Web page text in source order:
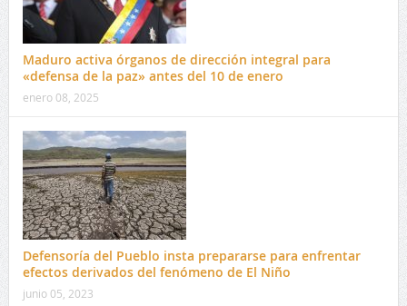
Maduro activa órganos de dirección integral para
«defensa de la paz» antes del 10 de enero
enero 08, 2025
Defensoría del Pueblo insta prepararse para enfrentar
efectos derivados del fenómeno de El Niño
junio 05, 2023